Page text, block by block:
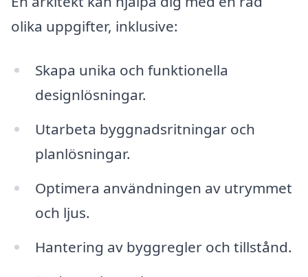
olika uppgifter, inklusive:
Skapa unika och funktionella
designlösningar.
Utarbeta byggnadsritningar och
planlösningar.
Optimera användningen av utrymmet
och ljus.
Hantering av byggregler och tillstånd.